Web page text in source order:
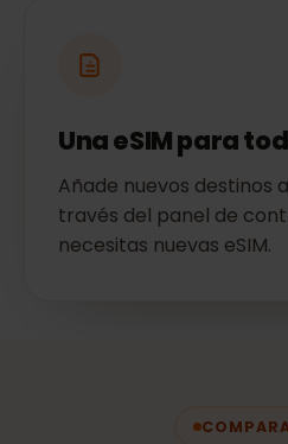
Una eSIM para
Añade nuevos destinos
través del panel de
necesitas nuevas eSIM.